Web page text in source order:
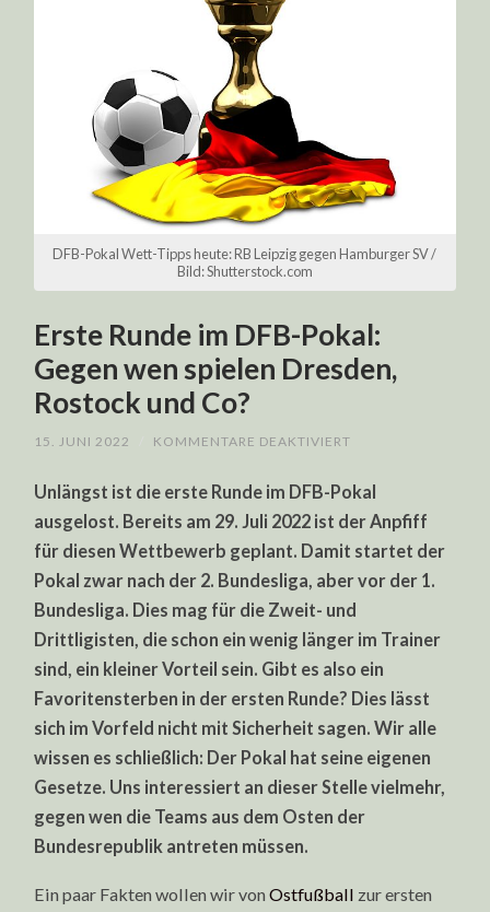
DFB-Pokal Wett-Tipps heute: RB Leipzig gegen Hamburger SV /
Bild: Shutterstock.com
Erste Runde im DFB-Pokal:
Gegen wen spielen Dresden,
Rostock und Co?
15. JUNI 2022 KOMMENTARE DEAKTIVIERT
IM
POKAL:
WEN
SPIELEN
DRESDEN,
ROSTOCK
UND
CO?
Unlängst ist die erste Runde im DFB-Pokal
ausgelost. Bereits am 29. Juli 2022 ist der Anpfiff
für diesen Wettbewerb geplant. Damit startet der
Pokal zwar nach der 2. Bundesliga, aber vor der 1.
Bundesliga. Dies mag für die Zweit- und
Drittligisten, die schon ein wenig länger im Trainer
sind, ein kleiner Vorteil sein. Gibt es also ein
Favoritensterben in der ersten Runde? Dies lässt
sich im Vorfeld nicht mit Sicherheit sagen. Wir alle
wissen es schließlich: Der Pokal hat seine eigenen
Gesetze. Uns interessiert an dieser Stelle vielmehr,
gegen wen die Teams aus dem Osten der
Bundesrepublik antreten müssen.
Ein paar Fakten wollen wir vonOstfußball zur ersten